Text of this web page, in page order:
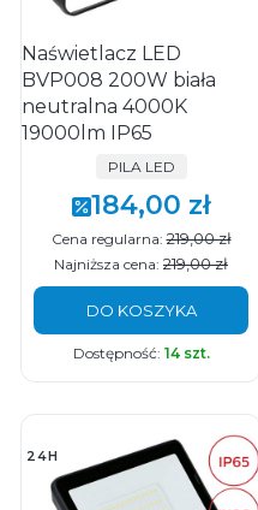
Naświetlacz LED
BVP008 200W biała
neutralna 4000K
19000lm IP65
PRODUCENT
PILA LED
Cena promocyjna
184,00 zł
Cena regularna: 219,00 zł
Najniższa cena: 219,00 zł
DO KOSZYKA
Dostępność: 14 szt.
24H